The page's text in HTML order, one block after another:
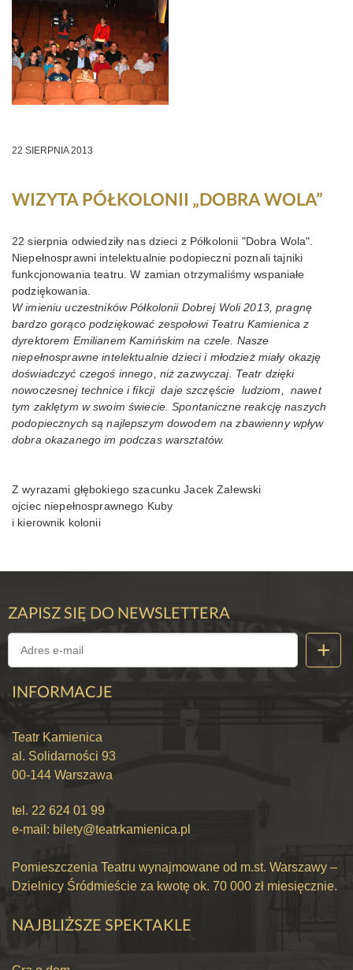
22 SIERPNIA 2013
WIZYTA PÓŁKOLONII „DOBRA WOLA”
22 sierpnia odwiedziły nas dzieci z Półkolonii "Dobra Wola".
Niepełnosprawni intelektualnie podopieczni poznali tajniki
funkcjonowania teatru. W zamian otrzymaliśmy wspaniałe
podziękowania.
W imieniu uczestników Półkolonii Dobrej Woli 2013, pragnę
bardzo gorąco podziękować zespołowi Teatru Kamienica z
dyrektorem Emilianem Kamińskim na czele. Nasze
niepełnosprawne intelektualnie dzieci i młodzież miały okazję
doświadczyć czegoś innego, niż zazwyczaj. Teatr dzięki
nowoczesnej technice i fikcji daje szczęście ludziom, nawet
tym zaklętym w swoim świecie. Spontaniczne reakcję naszych
podopiecznych są najlepszym dowodem na zbawienny wpływ
dobra okazanego im podczas warsztatów.
Z wyrazami głębokiego szacunku Jacek Zalewski
ojciec niepełnosprawnego Kuby
i kierownik kolonii
ZAPISZ SIĘ DO NEWSLETTERA
INFORMACJE
Teatr Kamienica
al. Solidarności 93
00-144 Warszawa
tel. 22 624 01 99
e-mail: bilety@teatrkamienica.pl
Pomieszczenia Teatru wynajmowane od m.st. Warszawy –
Dzielnicy Śródmieście za kwotę ok. 70 000 zł miesięcznie.
NAJBLIŻSZE SPEKTAKLE